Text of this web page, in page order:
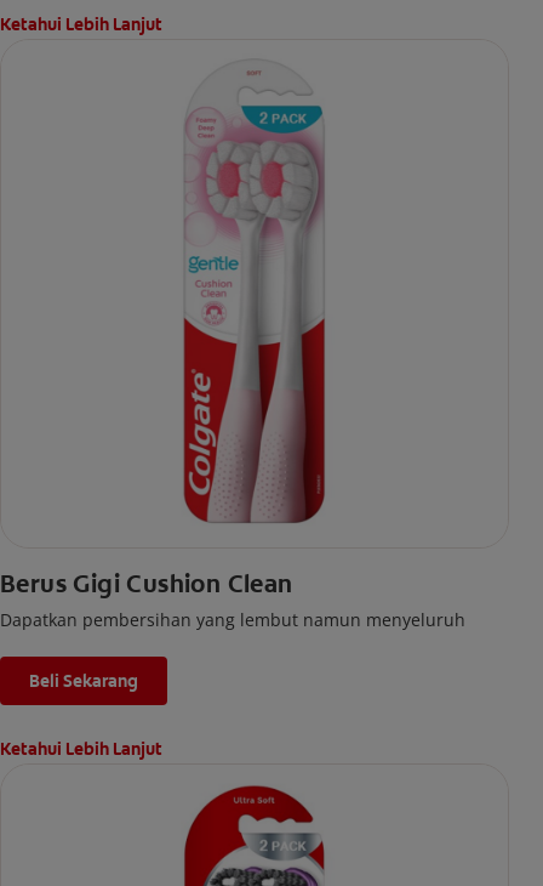
Ketahui Lebih Lanjut
Berus Gigi Cushion Clean
Dapatkan pembersihan yang lembut namun menyeluruh
Beli Sekarang
Ketahui Lebih Lanjut